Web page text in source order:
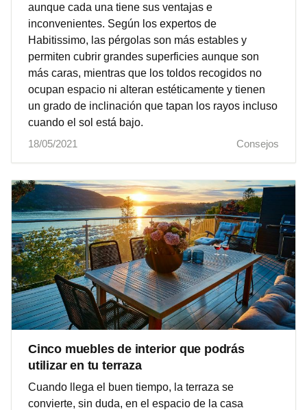
aunque cada una tiene sus ventajas e
inconvenientes. Según los expertos de
Habitissimo, las pérgolas son más estables y
permiten cubrir grandes superficies aunque son
más caras, mientras que los toldos recogidos no
ocupan espacio ni alteran estéticamente y tienen
un grado de inclinación que tapan los rayos incluso
cuando el sol está bajo.
18/05/2021
Consejos
Cinco muebles de interior que podrás
utilizar en tu terraza
Cuando llega el buen tiempo, la terraza se
convierte, sin duda, en el espacio de la casa